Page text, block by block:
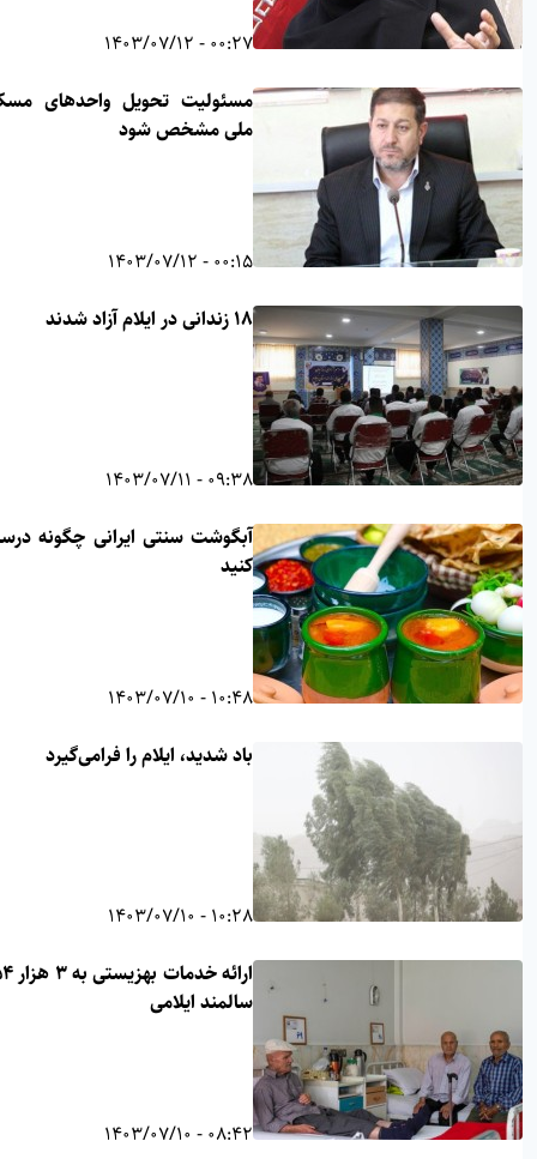
00:27 - 1403/07/12
مسئولیت تحویل واحدهای مسکن
ملی مشخص شود
00:15 - 1403/07/12
۱۸ زندانی در ایلام آزاد شدند
09:38 - 1403/07/11
آبگوشت سنتی ایرانی چگونه درست
کنید
10:48 - 1403/07/10
باد شدید، ایلام را فرامی‌گیرد
10:28 - 1403/07/10
ارائه خدمات بهزیستی به ۳ هزار ۶۵۴
سالمند ایلامی
08:42 - 1403/07/10